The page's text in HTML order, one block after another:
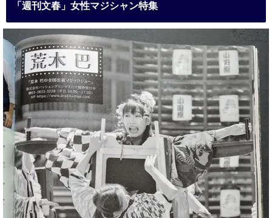
「週刊文春」女性マジシャン特集